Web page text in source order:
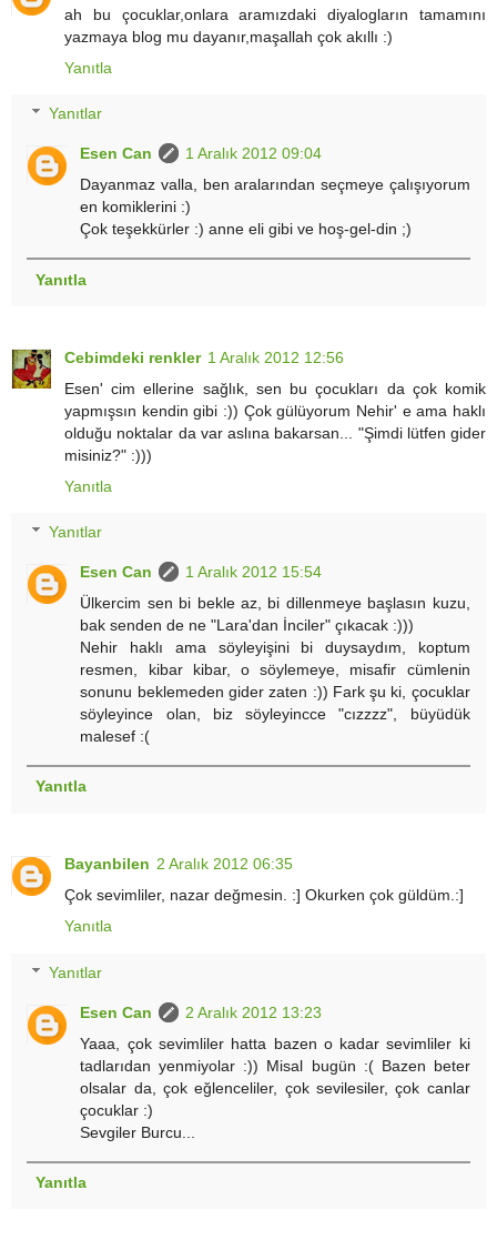
ah bu çocuklar,onlara aramızdaki diyalogların tamamını
yazmaya blog mu dayanır,maşallah çok akıllı :)
Yanıtla
Yanıtlar
Esen Can
1 Aralık 2012 09:04
Dayanmaz valla, ben aralarından seçmeye çalışıyorum
en komiklerini :)
Çok teşekkürler :) anne eli gibi ve hoş-gel-din ;)
Yanıtla
Cebimdeki renkler 1 Aralık 2012 12:56
Esen' cim ellerine sağlık, sen bu çocukları da çok komik
yapmışsın kendin gibi :)) Çok gülüyorum Nehir' e ama haklı
olduğu noktalar da var aslına bakarsan... "Şimdi lütfen gider
misiniz?" :)))
Yanıtla
Yanıtlar
Esen Can
1 Aralık 2012 15:54
Ülkercim sen bi bekle az, bi dillenmeye başlasın kuzu,
bak senden de ne "Lara'dan İnciler" çıkacak :)))
Nehir haklı ama söyleyişini bi duysaydım, koptum
resmen, kibar kibar, o söylemeye, misafir cümlenin
sonunu beklemeden gider zaten :)) Fark şu ki, çocuklar
söyleyince olan, biz söyleyincce "cızzzz", büyüdük
malesef :(
Yanıtla
Bayanbilen 2 Aralık 2012 06:35
Çok sevimliler, nazar değmesin. :] Okurken çok güldüm.:]
Yanıtla
Yanıtlar
Esen Can
2 Aralık 2012 13:23
Yaaa, çok sevimliler hatta bazen o kadar sevimliler ki
tadlarıdan yenmiyolar :)) Misal bugün :( Bazen beter
olsalar da, çok eğlenceliler, çok sevilesiler, çok canlar
çocuklar :)
Sevgiler Burcu...
Yanıtla